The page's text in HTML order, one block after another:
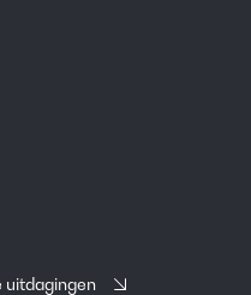
uitdagingen